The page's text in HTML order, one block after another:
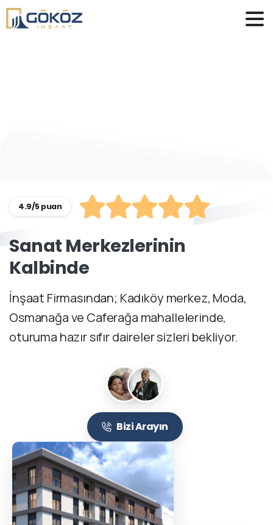
4.9/5 puan
Sanat Merkezlerinin
Kalbinde
İnşaat Firmasından; Kadıköy merkez, Moda,
Osmanağa ve Caferağa mahallelerinde,
oturuma hazır sıfır daireler sizleri bekliyor.
Bizi Arayın